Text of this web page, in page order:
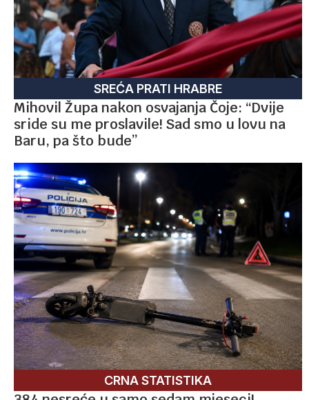
SREĆA PRATI HRABRE
Mihovil Župa nakon osvajanja Čoje: “Dvije
sride su me proslavile! Sad smo u lovu na
Baru, pa što bude”
CRNA STATISTIKA